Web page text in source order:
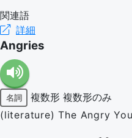
関連語
詳細
Angries
名詞 複数形 複数形のみ
(literature) The Angry